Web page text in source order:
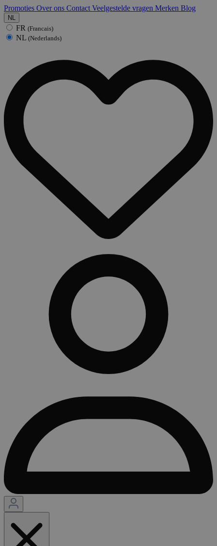
Promoties Over ons Contact Veelgestelde vragen Merken Blog
NL
FR (Francais)
NL (Nederlands)